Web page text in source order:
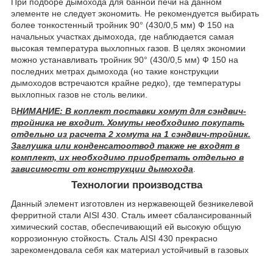
При подборе дымохода для банной печи на данном
элементе не следует экономить. Не рекомендуется выбирать
более тонкостенный тройник 90° (430/0,5 мм) Ф 150 на
начальных участках дымохода, где наблюдается самая
высокая температура выхлопных газов. В целях экономии
можно устанавливать тройник 90° (430/0,5 мм) Ф 150 на
последних метрах дымохода (но такие конструкции
дымоходов встречаются крайне редко), где температуры
выхлопных газов не столь велики.
ВНИМАНИЕ: В коплект поставки хомут для сэндвич-
тройника не входит. Хомуты необходимо покупать
отдельно из расчета 2 хомута на 1 сэндвич-тройник.
Заглушка или конденсатоотвод также не входят в
комплект, их необходимо приобретать отдельно в
зависимости от конструкции дымохода.
Технологии производства
Данный элемент изготовлен из нержавеющей безникелевой
ферритной стали AISI 430. Сталь имеет сбалансированный
химический состав, обеспечивающий ей высокую общую
коррозионную стойкость. Сталь AISI 430 прекрасно
зарекомендовала себя как материал устойчивый в газовых